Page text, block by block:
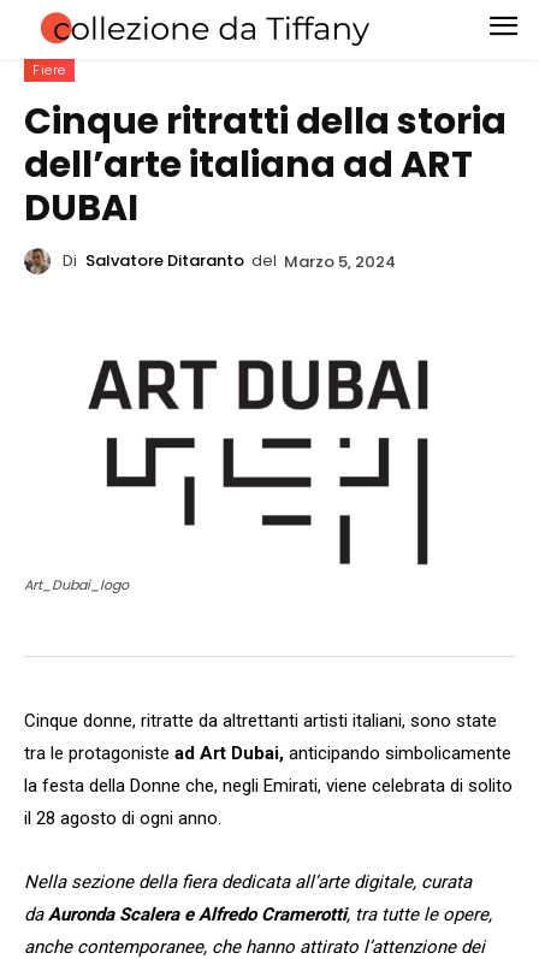
Fiere
Cinque ritratti della storia
dell’arte italiana ad ART
DUBAI
Di Salvatore Ditaranto del Marzo 5, 2024
Art_Dubai_logo
Cinque donne, ritratte da altrettanti artisti italiani, sono state
tra le protagoniste ad Art Dubai, anticipando simbolicamente
la festa della Donne che, negli Emirati, viene celebrata di solito
il 28 agosto di ogni anno.
Nella sezione della fiera dedicata all’arte digitale, curata
daAuronda Scalera e Alfredo Cramerotti, tra tutte le opere,
anche contemporanee, che hanno attirato l’attenzione dei